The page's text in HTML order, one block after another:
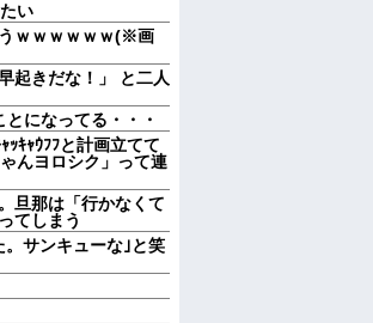
い
ｗｗｗｗｗｗ(※画
起きだな！」 と二人
になってる・・・
ｷｬｳﾌﾌと計画立てて
んヨロシク」って連
旦那は「行かなくて
てしまう
サンキューな｣と笑